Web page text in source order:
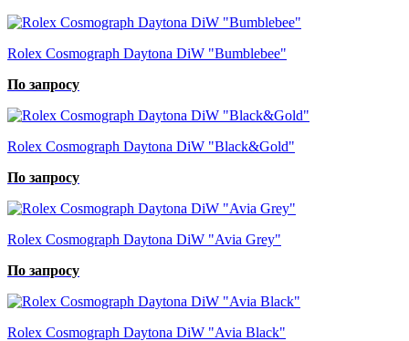
Rolex Cosmograph Daytona DiW "Bumblebee"
По запросу
Rolex Cosmograph Daytona DiW "Black&Gold"
По запросу
Rolex Cosmograph Daytona DiW "Avia Grey"
По запросу
Rolex Cosmograph Daytona DiW "Avia Black"